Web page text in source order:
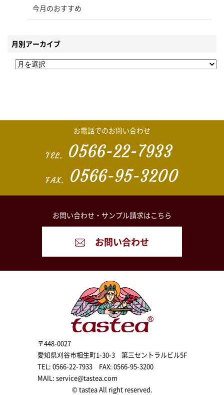
今月のおすすめ
月別アーカイブ
お電話でのお問い合わせ
TEL. 0566-22-7933
FAX. 0566-95-3200
お問い合わせ・ サンプル請求はこちら
お問い合わせ
〒448-0027
愛知県刈谷市相生町1-30-3 第三セントラルビル5F
TEL: 0566-22-7933 FAX: 0566-95-3200
MAIL: service@tastea.com
© tastea All right reserved.